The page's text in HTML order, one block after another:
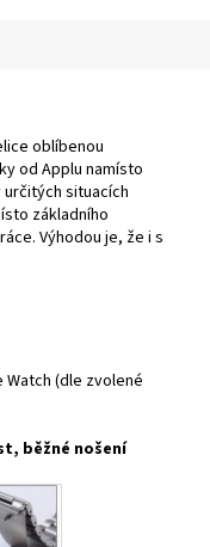
oblíbenou
od Applu namísto
situacích
základního
Výhodou je, že i s
(dle zvolené
běžné nošení